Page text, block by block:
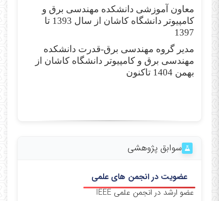
معاون آموزشی دانشکده مهندسی برق و
کامپیوتر دانشگاه کاشان از سال 1393 تا
1397
مدیر گروه مهندسی برق-قدرت دانشکده
مهندسی برق و کامپیوتر دانشگاه کاشان از
بهمن 1404 تاکنون
سوابق پژوهشی
عضویت در انجمن های علمی
عضو ارشد در انجمن علمی IEEE